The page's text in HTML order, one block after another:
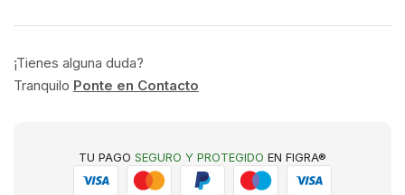
¡Tienes alguna duda?
Tranquilo Ponte en Contacto
TU PAGO SEGURO Y PROTEGIDO EN FIGRA®